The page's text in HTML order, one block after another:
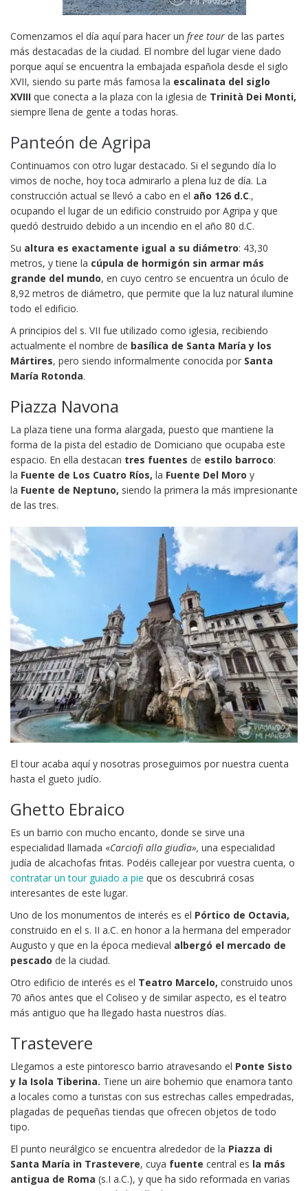
Comenzamos el día aquí para hacer un free tour de las partes
más destacadas de la ciudad. El nombre del lugar viene dado
porque aquí se encuentra la embajada española desde el siglo
XVII, siendo su parte más famosa la escalinata del siglo
XVIII que conecta a la plaza con la iglesia de Trinità Dei Monti,
siempre llena de gente a todas horas.
Panteón de Agripa
Continuamos con otro lugar destacado. Si el segundo día lo
vimos de noche, hoy toca admirarlo a plena luz de día. La
construcción actual se llevó a cabo en el año 126 d.C.,
ocupando el lugar de un edificio construido por Agripa y que
quedó destruido debido a un incendio en el año 80 d.C.
Su altura es exactamente igual a su diámetro: 43,30
metros, y tiene la cúpula de hormigón sin armar más
grande del mundo, en cuyo centro se encuentra un óculo de
8,92 metros de diámetro, que permite que la luz natural ilumine
todo el edificio.
A principios del s. VII fue utilizado como iglesia, recibiendo
actualmente el nombre de basílica de Santa María y los
Mártires, pero siendo informalmente conocida por Santa
María Rotonda.
Piazza Navona
La plaza tiene una forma alargada, puesto que mantiene la
forma de la pista del estadio de Domiciano que ocupaba este
espacio. En ella destacan tres fuentes de estilo barroco:
la Fuente de Los Cuatro Ríos, la Fuente Del Moro y
la Fuente de Neptuno, siendo la primera la más impresionante
de las tres.
El tour acaba aquí y nosotras proseguimos por nuestra cuenta
hasta el gueto judío.
Ghetto Ebraico
Es un barrio con mucho encanto, donde se sirve una
especialidad llamada «Carciofi alla giudìa», una especialidad
judía de alcachofas fritas. Podéis callejear por vuestra cuenta, o
contratar un tour guiado a pie que os descubrirá cosas
interesantes de este lugar.
Uno de los monumentos de interés es el Pórtico de Octavia,
construido en el s. II a.C. en honor a la hermana del emperador
Augusto y que en la época medieval albergó el mercado de
pescado de la ciudad.
Otro edificio de interés es el Teatro Marcelo, construido unos
70 años antes que el Coliseo y de similar aspecto, es el teatro
más antiguo que ha llegado hasta nuestros días.
Trastevere
Llegamos a este pintoresco barrio atravesando el Ponte Sisto
y la Isola Tiberina. Tiene un aire bohemio que enamora tanto
a locales como a turistas con sus estrechas calles empedradas,
plagadas de pequeñas tiendas que ofrecen objetos de todo
tipo.
El punto neurálgico se encuentra alrededor de la Piazza di
Santa María in Trastevere, cuya fuente central es la más
antigua de Roma (s.I a.C.), y que ha sido reformada en varias